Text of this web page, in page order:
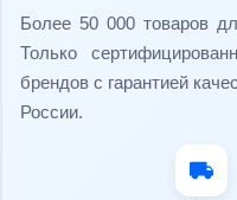
Магазины и ПВЗ
Блог и статьи
Поддержка
Обращения и
Реферальная
Более 50 000 товаров
Только
брендов с гарантией
России.